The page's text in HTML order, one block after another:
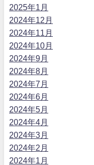
2025年1月
2024年12月
2024年11月
2024年10月
2024年9月
2024年8月
2024年7月
2024年6月
2024年5月
2024年4月
2024年3月
2024年2月
2024年1月